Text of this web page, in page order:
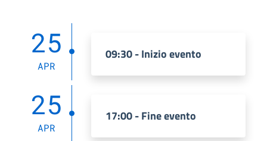
25
APR
09:30 - Inizio evento
25
APR
17:00 - Fine evento